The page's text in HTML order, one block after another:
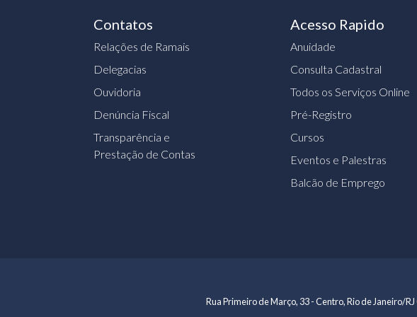
Contatos
Relações de Ramais
Delegacias
Ouvidoria
Denúncia Fiscal
Transparência e
Prestação de Contas
Acesso Rapido
Anuidade
Consulta Cadastral
Todos os Serviços Online
Pré-Registro
Cursos
Eventos e Palestras
Balcão de Emprego
Rua Primeiro de Março, 33 - Centro, Rio de Janeiro/